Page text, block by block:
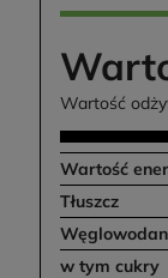
Wartość
Wartość
Tłuszcz
w tym cukry